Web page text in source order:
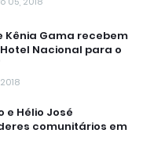
Kênia Gama recebem
Nacional para o
e Hélio José
comunitários em